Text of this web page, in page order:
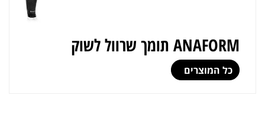
ANAFORM תומך שרוול לשוק
כל המוצרים